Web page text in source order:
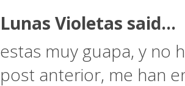
Lunas Violetas said...
estas muy guapa, y no
post anterior, me han